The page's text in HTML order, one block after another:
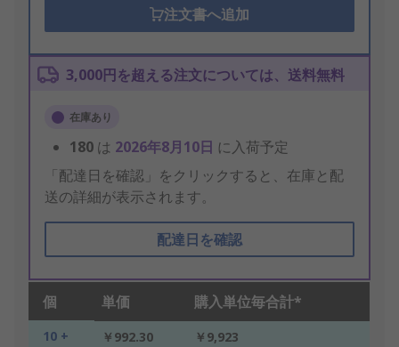
注文書へ追加
3,000円を超える注文については、送料無料
在庫あり
180 は 2026年8月10日 に入荷予定
「配達日を確認」をクリックすると、在庫と配
送の詳細が表示されます。
配達日を確認
個 単価 購入単位毎合計*
10 + ￥992.30 ￥9,923